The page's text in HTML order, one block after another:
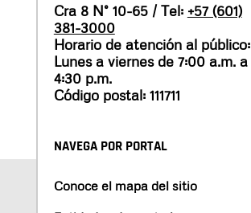
Cra 8 N° 10-65 / Tel: +57 (601)
381-3000
Horario de atención al público:
Lunes a viernes de 7:00 a.m. a
4:30 p.m.
Código postal: 111711
NAVEGA POR PORTAL
Conoce el mapa del sitio